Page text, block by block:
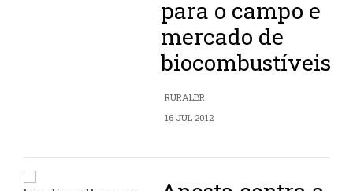
para o campo e
mercado de
biocombustíveis
RURALBR
16 JUL 2012